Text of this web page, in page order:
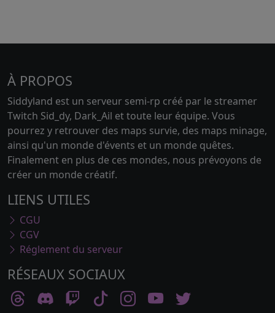
À PROPOS
Siddyland est un serveur semi-rp créé par le streamer
Twitch Sid_dy, Dark_Ail et toute leur équipe. Vous
pourrez y retrouver des maps survie, des maps minage,
ainsi qu'un monde d'évents et un monde quêtes.
Finalement en plus de ces mondes, nous prévoyons de
créer un monde créatif.
LIENS UTILES
CGU
CGV
Réglement du serveur
RÉSEAUX SOCIAUX